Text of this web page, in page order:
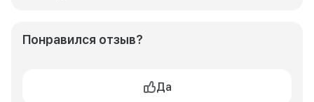
Понравился отзыв?
Да